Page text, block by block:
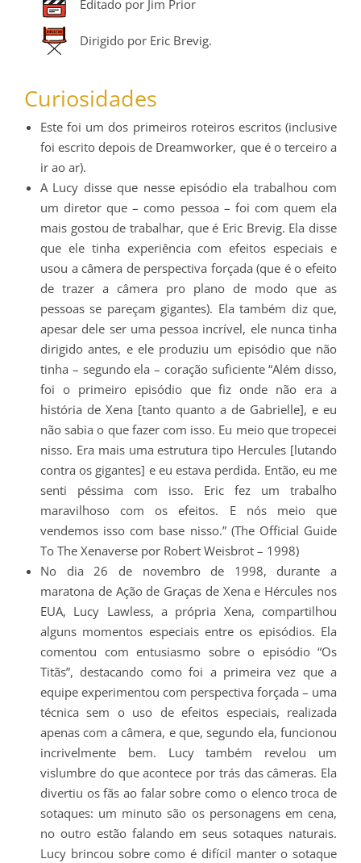
Editado por Jim Prior
Dirigido por Eric Brevig.
Curiosidades
Este foi um dos primeiros roteiros escritos (inclusive
foi escrito depois de Dreamworker, que é o terceiro a
ir ao ar).
A Lucy disse que nesse episódio ela trabalhou com
um diretor que – como pessoa – foi com quem ela
mais gostou de trabalhar, que é Eric Brevig. Ela disse
que ele tinha experiência com efeitos especiais e
usou a câmera de perspectiva forçada (que é o efeito
de trazer a câmera pro plano de modo que as
pessoas se pareçam gigantes). Ela também diz que,
apesar dele ser uma pessoa incrível, ele nunca tinha
dirigido antes, e ele produziu um episódio que não
tinha – segundo ela – coração suficiente “Além disso,
foi o primeiro episódio que fiz onde não era a
história de Xena [tanto quanto a de Gabrielle], e eu
não sabia o que fazer com isso. Eu meio que tropecei
nisso. Era mais uma estrutura tipo Hercules [lutando
contra os gigantes] e eu estava perdida. Então, eu me
senti péssima com isso. Eric fez um trabalho
maravilhoso com os efeitos. E nós meio que
vendemos isso com base nisso.” (The Official Guide
To The Xenaverse por Robert Weisbrot – 1998)
No dia 26 de novembro de 1998, durante a
maratona de Ação de Graças de Xena e Hércules nos
EUA, Lucy Lawless, a própria Xena, compartilhou
alguns momentos especiais entre os episódios. Ela
comentou com entusiasmo sobre o episódio “Os
Titãs”, destacando como foi a primeira vez que a
equipe experimentou com perspectiva forçada – uma
técnica sem o uso de efeitos especiais, realizada
apenas com a câmera, e que, segundo ela, funcionou
incrivelmente bem. Lucy também revelou um
vislumbre do que acontece por trás das câmeras. Ela
divertiu os fãs ao falar sobre como o elenco troca de
sotaques: um minuto são os personagens em cena,
no outro estão falando em seus sotaques naturais.
Lucy brincou sobre como é difícil manter o sotaque